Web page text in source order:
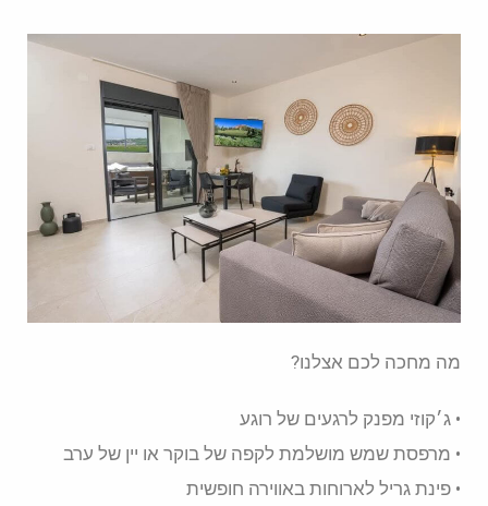
מה מחכה לכם אצלנו?
• ג׳קוזי מפנק לרגעים של רוגע
• מרפסת שמש מושלמת לקפה של בוקר או יין של ערב
• פינת גריל לארוחות באווירה חופשית